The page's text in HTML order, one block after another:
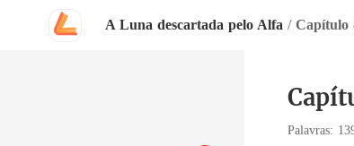
A Luna descartada pelo Alfa / Capítulo
Palavras: